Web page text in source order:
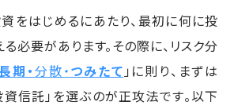
をはじめるにあたり、最初に何に投
必要があります。その際に、リスク分
期・分散・つみたて 」に則り、まずは
資信託」を選ぶのが正攻法です。以下